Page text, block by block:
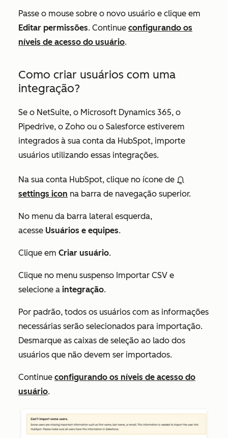
Passe o mouse sobre o novo usuário e clique em
Editar permissões. Continue configurando os
níveis de acesso do usuário.
Como criar usuários com uma
integração?
Se o NetSuite, o Microsoft Dynamics 365, o
Pipedrive, o Zoho ou o Salesforce estiverem
integrados à sua conta da HubSpot, importe
usuários utilizando essas integrações.
Na sua conta HubSpot, clique no ícone de
settings icon na barra de navegação superior.
No menu da barra lateral esquerda,
acesse Usuários e equipes.
Clique em Criar usuário.
Clique no menu suspenso Importar CSV e
selecione a integração.
Por padrão, todos os usuários com as informações
necessárias serão selecionados para importação.
Desmarque as caixas de seleção ao lado dos
usuários que não devem ser importados.
Continue configurando os níveis de acesso do
usuário.